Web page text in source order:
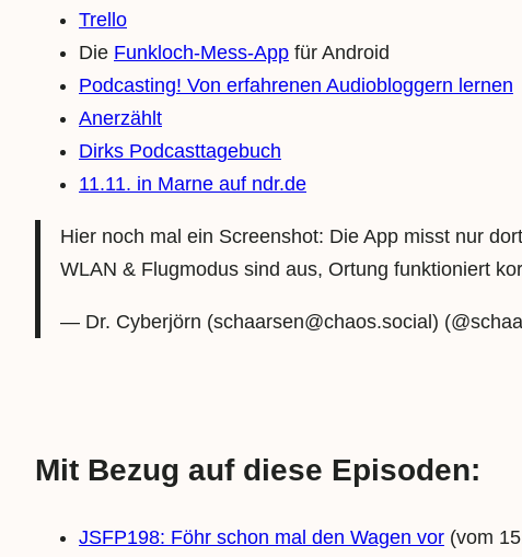
Trello
Die Funkloch-Mess-App für Android
Podcasting! Von erfahrenen Audiobloggern lernen
Anerzählt
Dirks Podcasttagebuch
11.11. in Marne auf ndr.de
Hier noch mal ein Screenshot: Die App misst nur
WLAN & Flugmodus sind aus, Ortung funktioniert
— Dr. Cyberjörn (schaarsen@chaos.social)
Mit Bezug auf diese Episoden:
JSFP198: Föhr schon mal den Wagen vor (vom